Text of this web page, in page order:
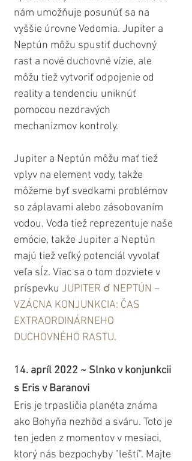
nám umožňuje posunúť sa na
vyššie úrovne Vedomia. Jupiter a
Neptún môžu spustiť duchovný
rast a nové duchovné vízie, ale
môžu tiež vytvoriť odpojenie od
reality a tendenciu uniknúť
pomocou nezdravých
mechanizmov kontroly.
Jupiter a Neptún môžu mať tiež
vplyv na element vody, takže
môžeme byť svedkami problémov
so záplavami alebo zásobovaním
vodou. Voda tiež reprezentuje naše
emócie, takže Jupiter a Neptún
majú tiež veľký potenciál vyvolať
veľa sĺz. Viac sa o tom dozviete v
príspevku JUPITER ☌ NEPTÚN ~
VZÁCNA KONJUNKCIA: ČAS
EXTRAORDINÁRNEHO
DUCHOVNÉHO RASTU.
14. apríl 2022 ~ Slnko v konjunkcii
s Eris v Baranovi
Eris je trpasličia planéta známa
ako Bohyňa nezhôd a sváru. Toto je
ten jeden z momentov v mesiaci,
ktorý nás bezpochyby "leští". Majte